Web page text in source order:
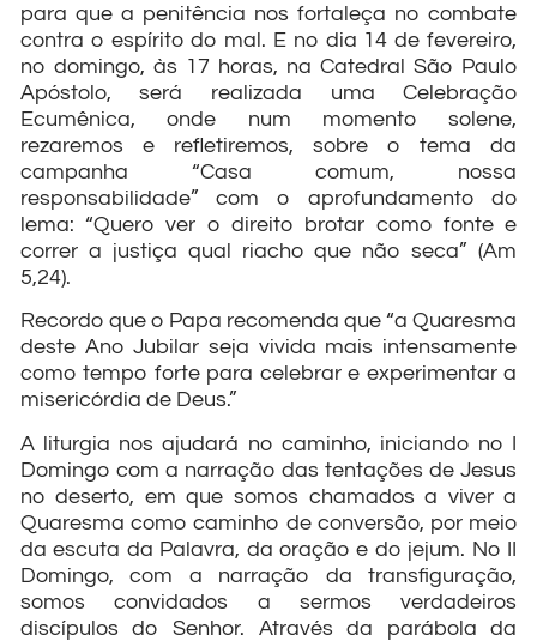
para que a penitência nos fortaleça no combate
contra o espírito do mal. E no dia 14 de fevereiro,
no domingo, às 17 horas, na Catedral São Paulo
Apóstolo, será realizada uma Celebração
Ecumênica, onde num momento solene,
rezaremos e refletiremos, sobre o tema da
campanha “Casa comum, nossa
responsabilidade” com o aprofundamento do
lema: “Quero ver o direito brotar como fonte e
correr a justiça qual riacho que não seca” (Am
5,24).
Recordo que o Papa recomenda que “a Quaresma
deste Ano Jubilar seja vivida mais intensamente
como tempo forte para celebrar e experimentar a
misericórdia de Deus.”
A liturgia nos ajudará no caminho, iniciando no I
Domingo com a narração das tentações de Jesus
no deserto, em que somos chamados a viver a
Quaresma como caminho de conversão, por meio
da escuta da Palavra, da oração e do jejum. No II
Domingo, com a narração da transfiguração,
somos convidados a sermos verdadeiros
discípulos do Senhor. Através da parábola da